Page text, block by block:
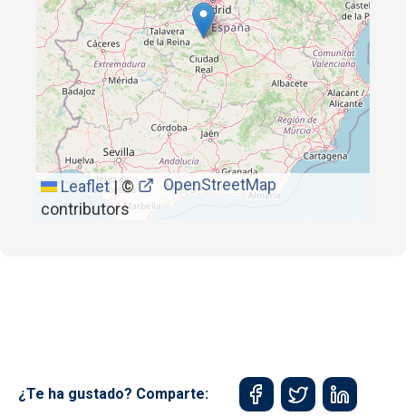
Leaflet|©
OpenStreetMap
contributors
¿Te ha gustado? Comparte: